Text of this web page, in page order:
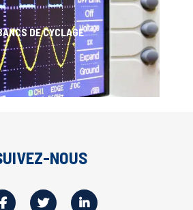
DE CYCLAGE
NOUS